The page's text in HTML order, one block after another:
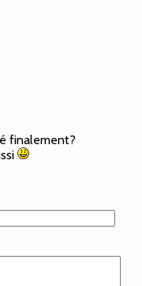
finalement?